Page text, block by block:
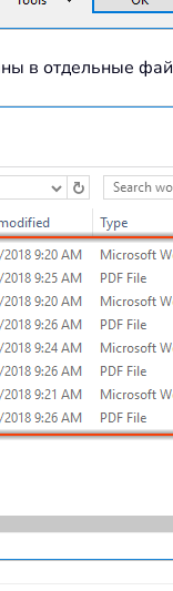
в отдельные